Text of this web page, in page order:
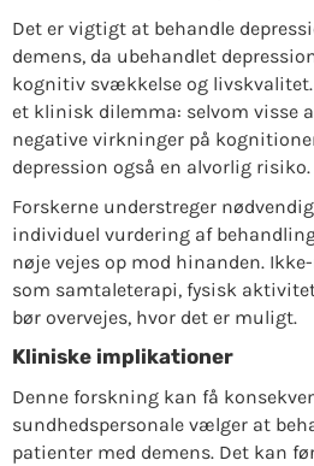
Det er vigtigt at behandle
demens, da ubehandlet
kognitiv svækkelse og
et klinisk dilemma: selvom visse
negative virkninger på
depression også en alvorlig risiko.
Forskerne understreger
individuel vurdering af
nøje vejes op mod hinanden.
som samtaleterapi, fysisk
bør overvejes, hvor det er muligt.
Kliniske implikationer
Denne forskning kan få
sundhedspersonale vælger at
patienter med demens. Det kan